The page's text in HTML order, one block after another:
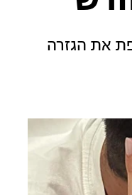
את הגזרה